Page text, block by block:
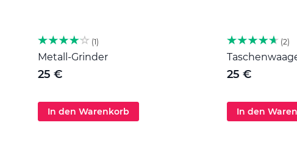
1
Metall-Grinder
25 €
In den Warenkorb
2
25 €
In den